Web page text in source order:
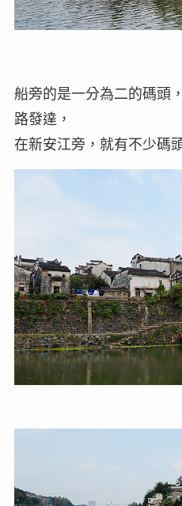
船旁的是一分為二的碼頭
路發達，
在新安江旁，就有不少碼